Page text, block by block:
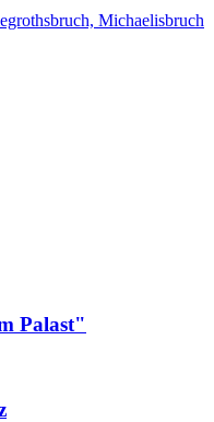
Michaelisbruch
Palast"